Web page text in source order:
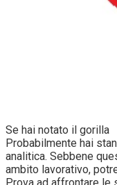
Se hai notato il gorilla
Probabilmente hai
analitica. Sebbene
ambito lavorativo,